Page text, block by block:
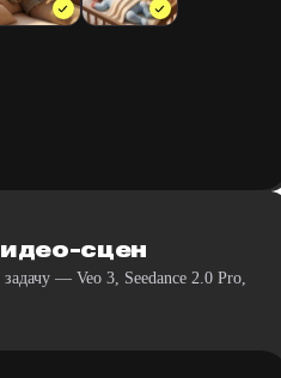
сцен
— Veo 3, Seedance 2.0 Pro,